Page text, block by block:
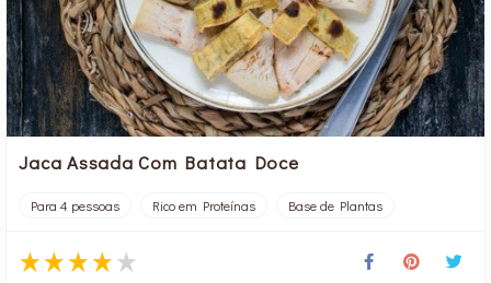
Jaca Assada Com Batata Doce
Para 4 pessoas Rico em Proteínas Base de Plantas